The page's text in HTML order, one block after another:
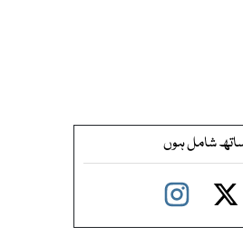
شامل ہوں